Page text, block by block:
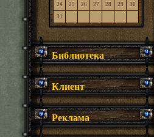
24
25 26 27 28 29
30
31
Библиотека
Клиент
Реклама